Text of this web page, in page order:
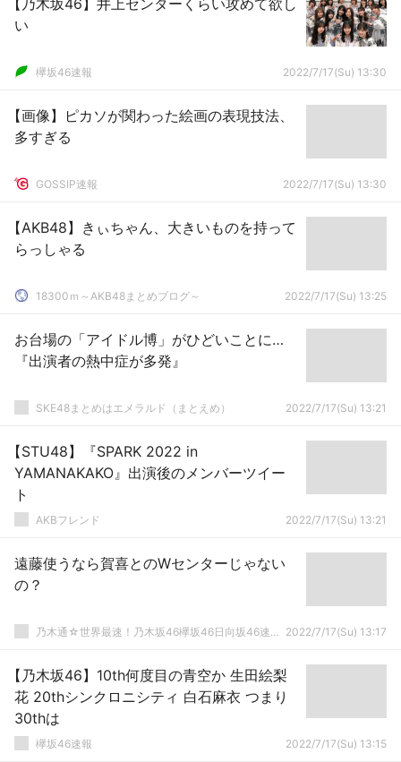
【乃木坂46】井上センターくらい攻めて欲し
い
欅坂46速報 2022/7/17(Su) 13:30
【画像】ピカソが関わった絵画の表現技法、
多すぎる
GOSSIP速報 2022/7/17(Su) 13:30
【AKB48】きぃちゃん、大きいものを持って
らっしゃる
18300ｍ～AKB48まとめブログ～ 2022/7/17(Su) 13:25
お台場の「アイドル博」がひどいことに…
『出演者の熱中症が多発』
SKE48まとめはエメラルド（まとえめ） 2022/7/17(Su) 13:21
【STU48】『SPARK 2022 in
YAMANAKAKO』出演後のメンバーツイー
ト
AKBフレンド 2022/7/17(Su) 13:21
遠藤使うなら賀喜とのWセンターじゃない
の？
乃木通☆世界最速！乃木坂46欅坂46日向坂46速報まとめ 2022/7/17(Su) 13:17
【乃木坂46】10th何度目の青空か 生田絵梨
花 20thシンクロニシティ 白石麻衣 つまり
30thは
欅坂46速報 2022/7/17(Su) 13:15